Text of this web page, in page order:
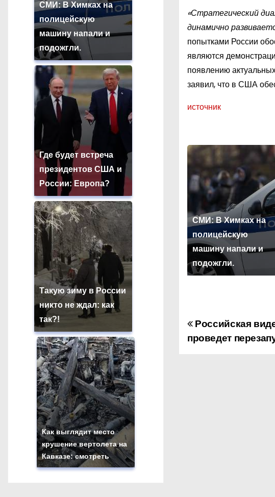
СМИ: В Химках на
полицейскую
машину напали и
подожгли.
Где будет встреча
президентов США и
России: Европа?
Такую зиму в России
никто не ждал: как
так?!
Как выглядит место
крушение вертолета на
Кавказе: смотреть
«Стратегический
динамично
попытками России
являются
появлению
заявил, что в США
источник
СМИ: В Химках на
полицейскую
машину напали и
подожгли.
Н
а
Российская
проведет